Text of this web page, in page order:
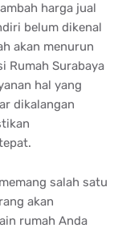
harga jual
belum dikenal
akan menurun
Rumah Surabaya
hal yang
dikalangan
salah satu
akan
rumah Anda